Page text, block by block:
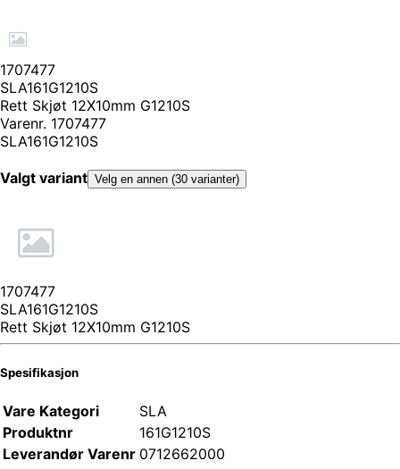
1707477
SLA161G1210S
Rett Skjøt 12X10mm G1210S
Varenr. 1707477
SLA161G1210S
Valgt variant Velg en annen (30 varianter)
1707477
SLA161G1210S
Rett Skjøt 12X10mm G1210S
Spesifikasjon
Vare Kategori
SLA
Produktnr
161G1210S
Leverandør Varenr 0712662000